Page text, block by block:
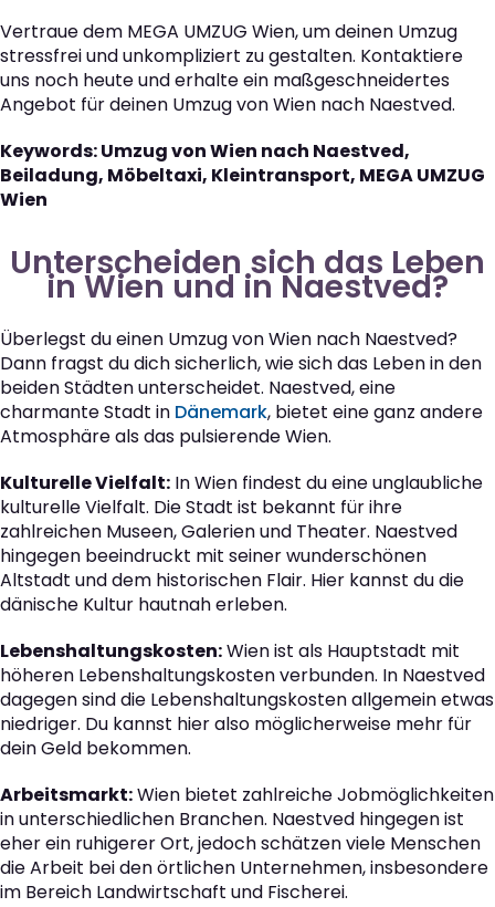
Vertraue dem MEGA UMZUG Wien, um deinen Umzug
stressfrei und unkompliziert zu gestalten. Kontaktiere
uns noch heute und erhalte ein maßgeschneidertes
Angebot für deinen Umzug von Wien nach Naestved.
Keywords: Umzug von Wien nach Naestved,
Beiladung, Möbeltaxi, Kleintransport, MEGA UMZUG
Wien
Unterscheiden sich das Leben
in Wien und in Naestved?
Überlegst du einen Umzug von Wien nach Naestved?
Dann fragst du dich sicherlich, wie sich das Leben in den
beiden Städten unterscheidet. Naestved, eine
charmante Stadt in Dänemark, bietet eine ganz andere
Atmosphäre als das pulsierende Wien.
Kulturelle Vielfalt: In Wien findest du eine unglaubliche
kulturelle Vielfalt. Die Stadt ist bekannt für ihre
zahlreichen Museen, Galerien und Theater. Naestved
hingegen beeindruckt mit seiner wunderschönen
Altstadt und dem historischen Flair. Hier kannst du die
dänische Kultur hautnah erleben.
Lebenshaltungskosten:Wien ist als Hauptstadt mit
höheren Lebenshaltungskosten verbunden. In Naestved
dagegen sind die Lebenshaltungskosten allgemein etwas
niedriger. Du kannst hier also möglicherweise mehr für
dein Geld bekommen.
Arbeitsmarkt:Wien bietet zahlreiche Jobmöglichkeiten
in unterschiedlichen Branchen. Naestved hingegen ist
eher ein ruhigerer Ort, jedoch schätzen viele Menschen
die Arbeit bei den örtlichen Unternehmen, insbesondere
im Bereich Landwirtschaft und Fischerei.